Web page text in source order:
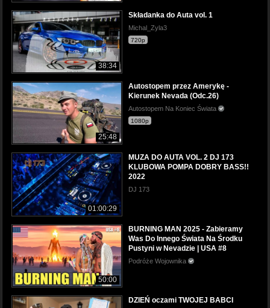
38:34
Składanka do Auta vol. 1
Michal_Zyla3
720p
25:48
Autostopem przez Amerykę -
Kierunek Nevada (Odc.26)
Autostopem Na Koniec Świata
1080p
01:00:29
MUZA DO AUTA VOL. 2 DJ 173
KLUBOWA POMPA DOBRY BASS!!
2022
DJ 173
50:00
BURNING MAN 2025 - Zabieramy
Was Do Innego Świata Na Środku
Pustyni w Nevadzie | USA #8
Podróże Wojownika
DZIEŃ oczami TWOJEJ BABCI